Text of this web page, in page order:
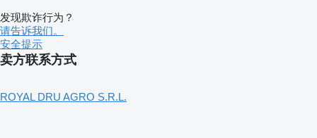
发现欺诈行为？
请告诉我们。
安全提示
卖方联系方式
ROYAL DRU AGRO S.R.L.